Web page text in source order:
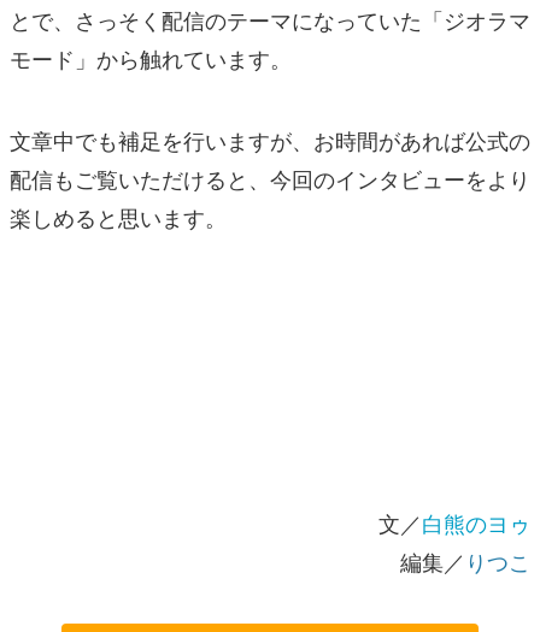
とで、さっそく配信のテーマになっていた「ジオラマ
モード」から触れています。
文章中でも補足を行いますが、お時間があれば公式の
配信もご覧いただけると、今回のインタビューをより
楽しめると思います。
文／白熊のヨゥ
編集／ りつこ